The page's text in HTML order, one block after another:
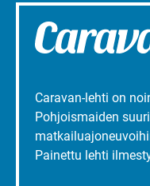
Caravan-lehti on
Pohjoismaiden
Painettu lehti